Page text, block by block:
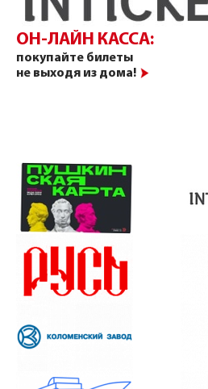
ОН-ЛАЙН КАССА:
покупайте билеты
не выходя из дома!